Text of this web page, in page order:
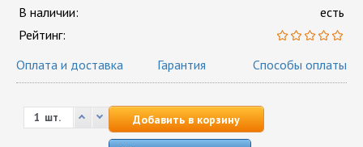
В наличии:
есть
Рейтинг:
Оплата и доставка
Гарантия Способы оплаты
шт. Добавить в корзину